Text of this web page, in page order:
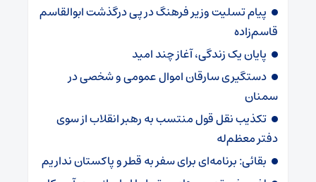
پیام تسلیت وزیر فرهنگ در پی درگذشت ابوالقاسم
قاسم‌زاده
پایان یک زندگی، آغاز چند امید
دستگیری سارقان اموال عمومی و شخصی در
سمنان
تکذیب نقل قول منتسب به رهبر انقلاب از سوی
دفتر معظم‌له
بقائی: برنامه‌ای برای سفر به قطر و پاکستان نداریم